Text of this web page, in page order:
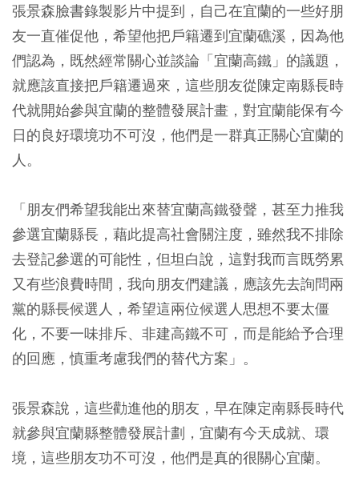
張景森臉書錄製影片中提到，自己在宜蘭的一些好朋
友一直催促他，希望他把戶籍遷到宜蘭礁溪，因為他
們認為，既然經常關心並談論「宜蘭高鐵」的議題，
就應該直接把戶籍遷過來，這些朋友從陳定南縣長時
代就開始參與宜蘭的整體發展計畫，對宜蘭能保有今
日的良好環境功不可沒，他們是一群真正關心宜蘭的
人。
「朋友們希望我能出來替宜蘭高鐵發聲，甚至力推我
參選宜蘭縣長，藉此提高社會關注度，雖然我不排除
去登記參選的可能性，但坦白說，這對我而言既勞累
又有些浪費時間，我向朋友們建議，應該先去詢問兩
黨的縣長候選人，希望這兩位候選人思想不要太僵
化，不要一味排斥、非建高鐵不可，而是能給予合理
的回應，慎重考慮我們的替代方案」。
張景森說，這些勸進他的朋友，早在陳定南縣長時代
就參與宜蘭縣整體發展計劃，宜蘭有今天成就、環
境，這些朋友功不可沒，他們是真的很關心宜蘭。